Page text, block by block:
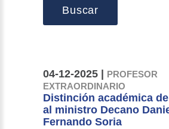
Buscar
04-12-2025 |
PROFESOR
EXTRAORDINARIO
Distinción académica
al ministro Decano
Fernando Soria